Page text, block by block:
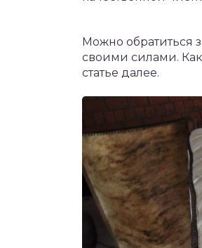
Можно обратиться
своими силами.
статье далее.